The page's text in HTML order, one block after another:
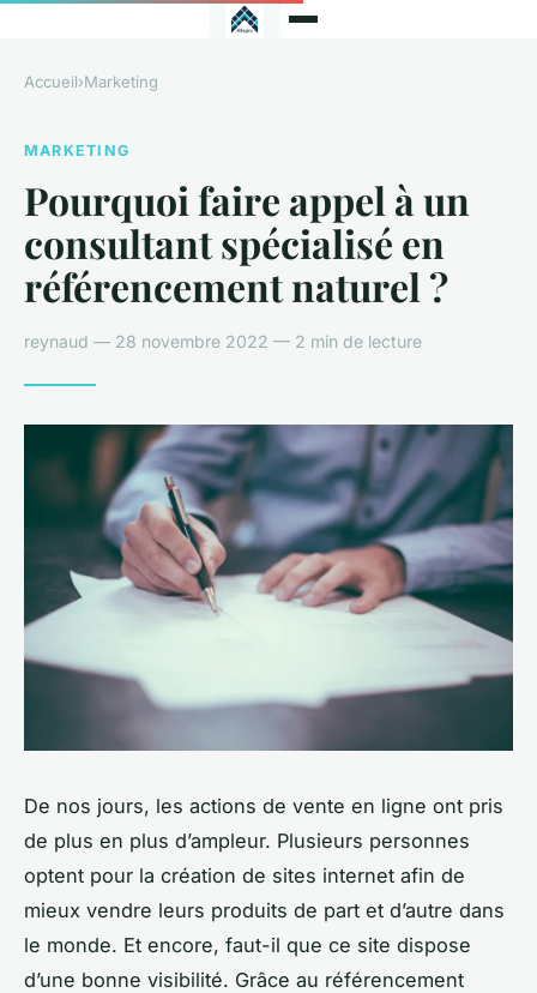
Accueil›Marketing
MARKETING
Pourquoi faire appel à un
consultant spécialisé en
référencement naturel ?
reynaud — 28 novembre 2022 — 2 min de lecture
De nos jours, les actions de vente en ligne ont pris
de plus en plus d’ampleur. Plusieurs personnes
optent pour la création de sites internet afin de
mieux vendre leurs produits de part et d’autre dans
le monde. Et encore, faut-il que ce site dispose
d’une bonne visibilité. Grâce au référencement